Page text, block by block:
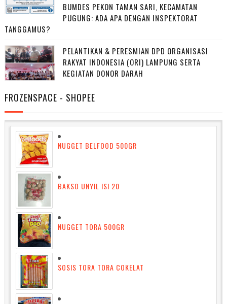
BUMDES PEKON TAMAN SARI, KECAMATAN
PUGUNG: ADA APA DENGAN INSPEKTORAT
TANGGAMUS?
PELANTIKAN & PERESMIAN DPD ORGANISASI
RAKYAT INDONESIA (ORI) LAMPUNG SERTA
KEGIATAN DONOR DARAH
FROZENSPACE - SHOPEE
NUGGET BELFOOD 500GR
BAKSO UNYIL ISI 20
NUGGET TORA 500GR
SOSIS TORA TORA COKELAT